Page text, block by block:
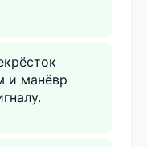
и манёвр